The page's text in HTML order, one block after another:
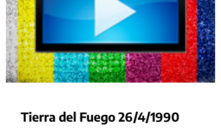
Tierra del Fuego 26/4/1990